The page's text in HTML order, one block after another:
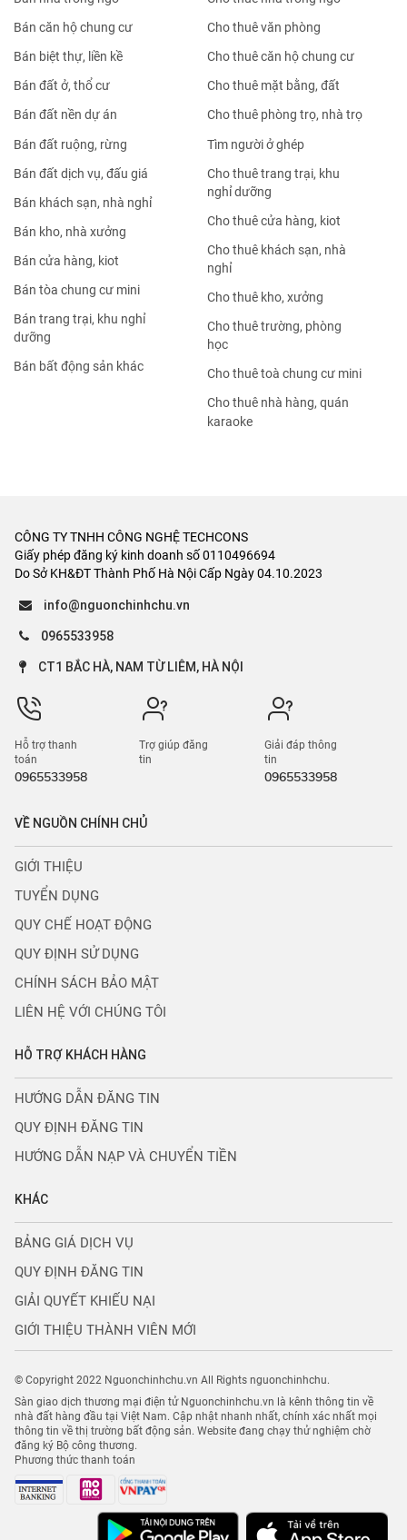
Bán căn hộ chung cư
Bán biệt thự, liền kề
Bán đất ở, thổ cư
Bán đất nền dự án
Bán đất ruộng, rừng
Bán đất dịch vụ, đấu giá
Bán khách sạn, nhà nghỉ
Bán kho, nhà xưởng
Bán cửa hàng, kiot
Bán tòa chung cư mini
Bán trang trại, khu nghỉ
dưỡng
Bán bất động sản khác
Cho thuê văn phòng
Cho thuê căn hộ chung cư
Cho thuê mặt bằng, đất
Cho thuê phòng trọ, nhà trọ
Tìm người ở ghép
Cho thuê trang trại, khu
nghỉ dưỡng
Cho thuê cửa hàng, kiot
Cho thuê khách sạn, nhà
nghỉ
Cho thuê kho, xưởng
Cho thuê trường, phòng
học
Cho thuê toà chung cư mini
Cho thuê nhà hàng, quán
karaoke
CÔNG TY TNHH CÔNG NGHỆ TECHCONS
Giấy phép đăng ký kinh doanh số 0110496694
Do Sở KH&ĐT Thành Phố Hà Nội Cấp Ngày 04.10.2023
info@nguonchinhchu.vn
0965533958
CT1 BẮC HÀ, NAM TỪ LIÊM, HÀ NỘI
Hỗ trợ thanh
toán
0965533958
Trợ giúp đăng
tin
Giải đáp thông
tin
0965533958
VỀ NGUỒN CHÍNH CHỦ
GIỚI THIỆU
TUYỂN DỤNG
QUY CHẾ HOẠT ĐỘNG
QUY ĐỊNH SỬ DỤNG
CHÍNH SÁCH BẢO MẬT
LIÊN HỆ VỚI CHÚNG TÔI
HỖ TRỢ KHÁCH HÀNG
HƯỚNG DẪN ĐĂNG TIN
QUY ĐỊNH ĐĂNG TIN
HƯỚNG DẪN NẠP VÀ CHUYỂN TIỀN
KHÁC
BẢNG GIÁ DỊCH VỤ
QUY ĐỊNH ĐĂNG TIN
GIẢI QUYẾT KHIẾU NẠI
GIỚI THIỆU THÀNH VIÊN MỚI
© Copyright 2022 Nguonchinhchu.vn All Rights nguonchinhchu.
Sàn giao dịch thương mại điện tử Nguonchinhchu.vn là kênh thông tin về
nhà đất hàng đầu tại Việt Nam. Cập nhật nhanh nhất, chính xác nhất mọi
thông tin về thị trường bất động sản. Website đang chạy thử nghiệm chờ
đăng ký Bộ công thương.
Phương thức thanh toán